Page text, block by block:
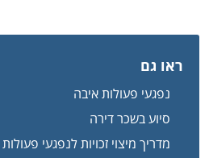
ראו גם
נפגעי פעולות איבה
סיוע בשכר דירה
מדריך מיצוי זכויות לנפגעי